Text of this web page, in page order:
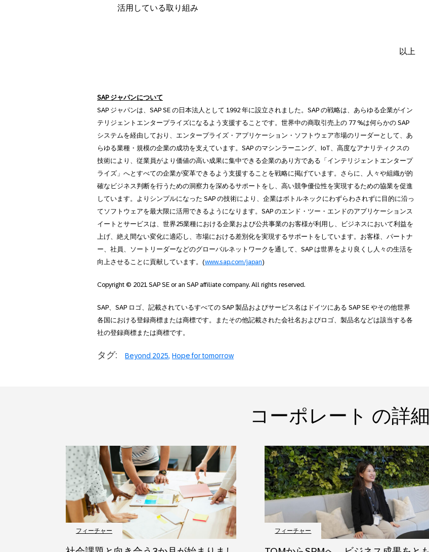
活用している取り組み
以上
SAP ジャパンについて
SAP ジャパンは、SAP SE の日本法人として 1992 年に設立されました。SAP の戦略は、あらゆる企業がイン
テリジェントエンタープライズになるよう支援することです。世界中の商取引売上の 77 %は何らかの SAP
システムを経由しており、エンタープライズ・アプリケーション・ソフトウェア市場のリーダーとして、あ
らゆる業種・規模の企業の成功を支えています。SAP のマシンラーニング、IoT、高度なアナリティクスの
技術により、従業員がより価値の高い成果に集中できる企業のあり方である「インテリジェントエンタープ
ライズ」へとすべての企業が変革できるよう支援することを戦略に掲げています。さらに、人々や組織が的
確なビジネス判断を行うための洞察力を深めるサポートをし、高い競争優位性を実現するための協業を促進
しています。よりシンプルになった SAP の技術により、企業はボトルネックにわずらわされずに目的に沿っ
てソフトウェアを最大限に活用できるようになります。SAP のエンド・ツー・エンドのアプリケーションス
イートとサービスは、世界25業種における企業および公共事業のお客様が利用し、ビジネスにおいて利益を
上げ、絶え間ない変化に適応し、市場における差別化を実現するサポートをしています。お客様、パートナ
ー、社員、ソートリーダーなどのグローバルネットワークを通して、SAP は世界をより良くし人々の生活を
向上させることに貢献しています。(www.sap.com/japan)
Copyright © 2021 SAP SE or an SAP affiliate company. All rights reserved.
SAP、SAP ロゴ、記載されているすべての SAP 製品およびサービス名はドイツにある SAP SE やその他世界
各国における登録商標または商標です。またその他記載された会社名およびロゴ、製品名などは該当する各
社の登録商標または商標です。
タグ: Beyond 2025 Hope for tomorrow
コーポレート の詳細
フィーチャー フィーチャー